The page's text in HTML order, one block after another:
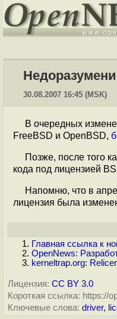
30.08.2007 16:45 (MSK)
В очередных
FreeBSD и OpenBSD,
Позже, после того
кода под лицензией
Напомню, что в
лицензия была
Главная ссылка к
OpenNews:
kerneltrap.org:
Лицензия: CC BY 3.0
Короткая ссылка: https://
Ключевые слова: driver,